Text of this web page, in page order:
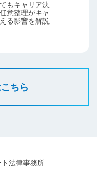
もキャリア決
意整理がキャ
る影響を解説
ちら
法律事務所